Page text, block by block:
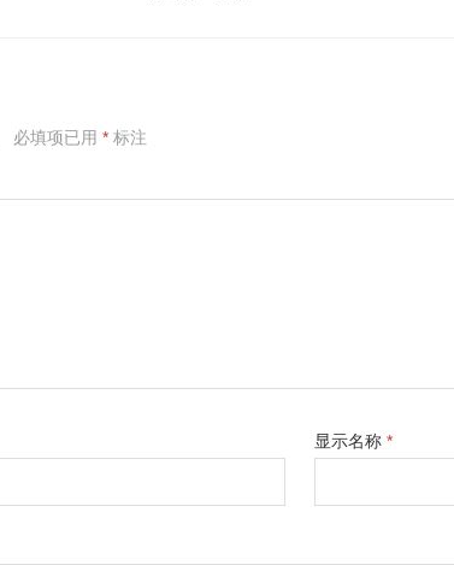
必填项已用 * 标注
显示名称*